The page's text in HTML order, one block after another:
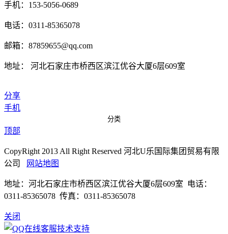
手机：153-5056-0689
电话：0311-85365078
邮箱：87859655@qq.com
地址： 河北石家庄市桥西区滨江优谷大厦6层609室
分享
手机
分类
顶部
CopyRight 2013 All Right Reserved 河北U乐国际集团贸易有限
公司
网站地图
地址：河北石家庄市桥西区滨江优谷大厦6层609室 电话：
0311-85365078 传真：0311-85365078
关闭
技术支持